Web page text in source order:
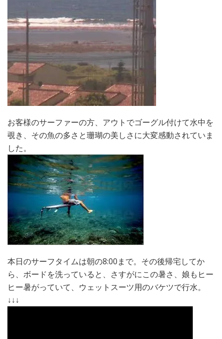
お客様のサーファーの方、アウトでゴーグル付けて水中を
覗き、その魚の多さと珊瑚の美しさに大変感動されていま
した。
本日のサーフタイムは朝の8:00まで。その後帰宅してか
ら、ボードを洗っていると、さすがにこの暑さ、娘もヒー
ヒー暑がっていて、ウェットスーツ用のバケツで行水。
↓↓↓